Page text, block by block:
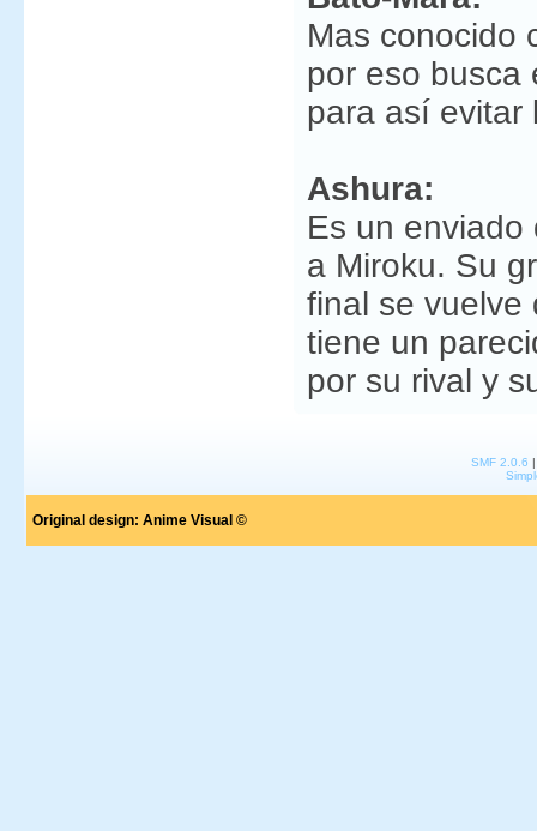
Mas conocido
por eso busca
para así evitar
Ashura:
Es un enviado
a Miroku. Su
final se vuelve
tiene un
por su rival y
SMF 2.0.6
Original design: Anime Visual ©